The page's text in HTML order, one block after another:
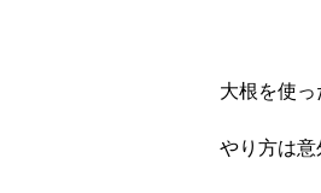
大根を使
やり方は意